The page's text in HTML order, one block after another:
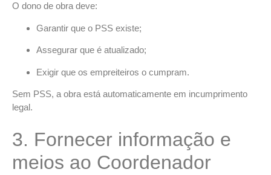
O dono de obra deve:
Garantir que o PSS existe;
Assegurar que é atualizado;
Exigir que os empreiteiros o cumpram.
Sem PSS, a obra está automaticamente em incumprimento
legal.
3. Fornecer informação e
meios ao Coordenador